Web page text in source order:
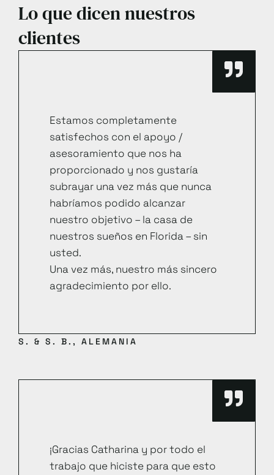
Lo que dicen nuestros
clientes
Estamos completamente
satisfechos con el apoyo /
asesoramiento que nos ha
proporcionado y nos gustaría
subrayar una vez más que nunca
habríamos podido alcanzar
nuestro objetivo – la casa de
nuestros sueños en Florida – sin
usted.
Una vez más, nuestro más sincero
agradecimiento por ello.
S. & S. B., ALEMANIA
¡Gracias Catharina y por todo el
trabajo que hiciste para que esto